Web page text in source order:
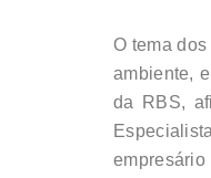
O tema
ambiente,
da RBS,